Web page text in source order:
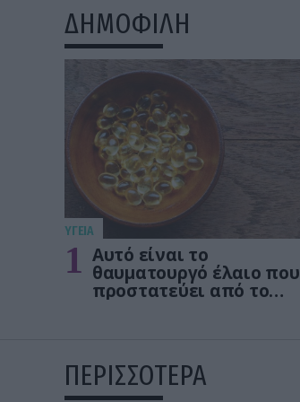
ΔΗΜΟΦΙΛΗ
ΥΓΕΙΑ
1 Αυτό είναι το
θαυματουργό έλαιο που
προστατεύει από το
ΠΕΡΙΣΣΟΤΕΡΑ